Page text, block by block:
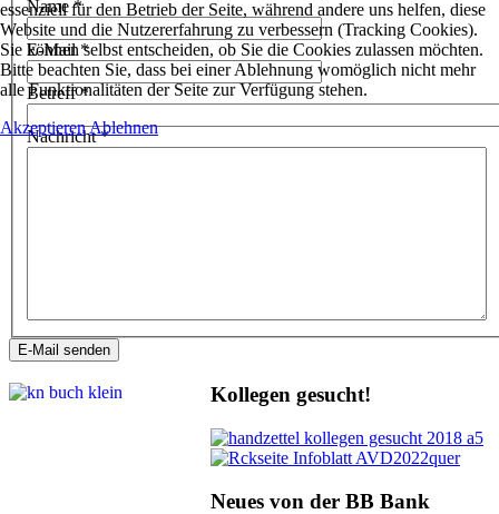
Name*
E-Mail*
Betreff*
Nachricht*
E-Mail senden
Kollegen gesucht!
Neues von der BB Bank
essenziell für den Betrieb der Seite, während andere uns helfen, diese
Website und die Nutzererfahrung zu verbessern (Tracking Cookies).
Sie können selbst entscheiden, ob Sie die Cookies zulassen möchten.
Bitte beachten Sie, dass bei einer Ablehnung womöglich nicht mehr
alle Funktionalitäten der Seite zur Verfügung stehen.
AkzeptierenAblehnen